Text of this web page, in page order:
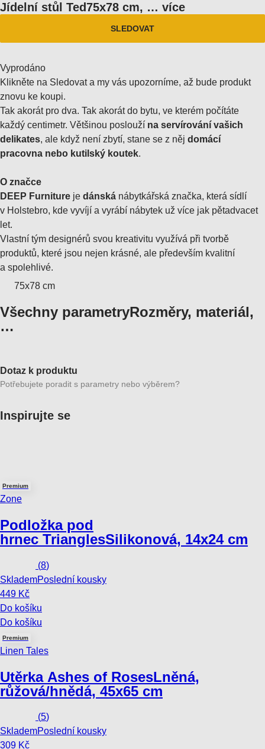
Jídelní stůl Ted75x78 cm, … více
SLEDOVAT
Vyprodáno
Klikněte na Sledovat a my vás upozorníme, až bude produkt
znovu ke koupi.
Tak akorát pro dva. Tak akorát do bytu, ve kterém počítáte
každý centimetr. Většinou poslouží na servírování vašich
delikates, ale když není zbytí, stane se z něj domácí
pracovna nebo kutilský koutek.
O značce
DEEP Furniture je dánská nábytkářská značka, která sídlí
v Holstebro, kde vyvíjí a vyrábí nábytek už více jak pětadvacet
let.
Vlastní tým designérů svou kreativitu využívá při tvorbě
produktů, které jsou nejen krásné, ale především kvalitní
a spolehlivé.
75x78 cm
Všechny parametryRozměry, materiál,
…
Dotaz k produktu
Potřebujete poradit s parametry nebo výběrem?
Inspirujte se
Premium
Zone
Podložka pod
hrnec TrianglesSilikonová, 14x24 cm
(8)
SklademPoslední kousky
449 Kč
Do košíku
Do košíku
Premium
Linen Tales
Utěrka Ashes of RosesLněná,
růžová/hnědá, 45x65 cm
(5)
SklademPoslední kousky
309 Kč